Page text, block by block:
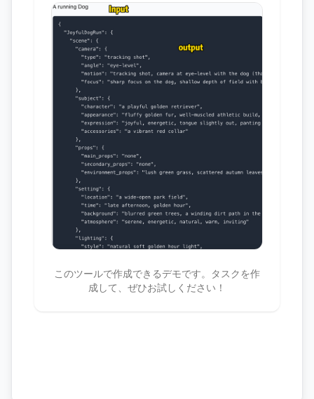
このツールで作成できるデモです。タスクを作
成して、ぜひお試しください！